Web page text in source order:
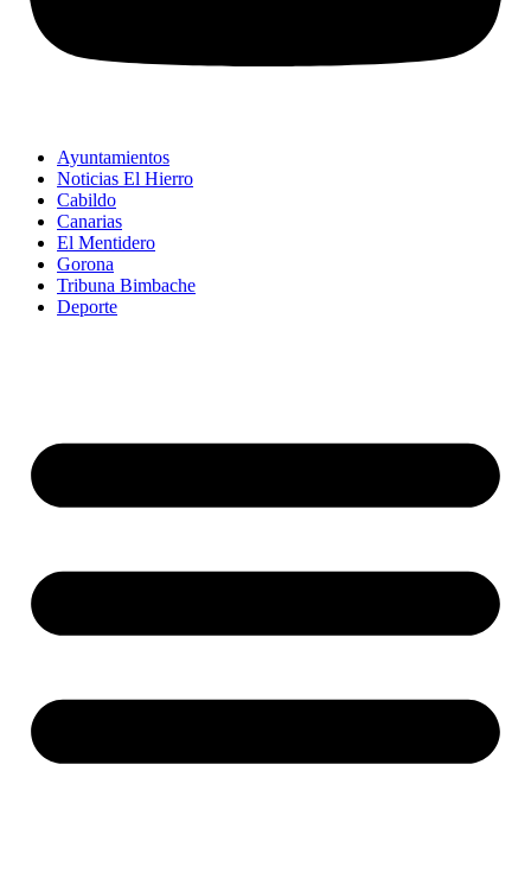
Ayuntamientos
Noticias El Hierro
Cabildo
Canarias
El Mentidero
Gorona
Tribuna Bimbache
Deporte